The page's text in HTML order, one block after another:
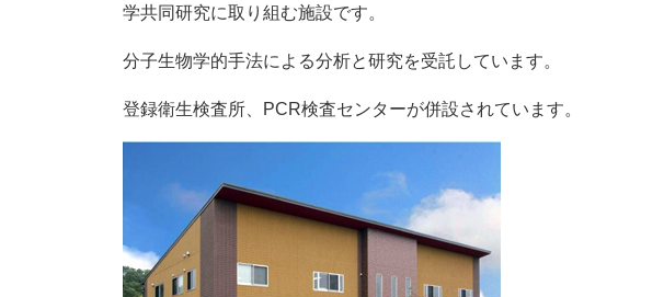
学共同研究に取り組む施設です。
分子生物学的手法による分析と研究を受託しています。
登録衛生検査所、PCR検査センターが併設されています。